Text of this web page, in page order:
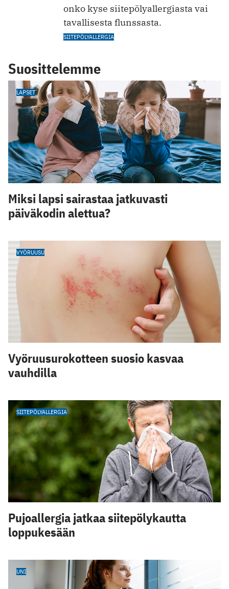
onko kyse siitepölyallergiasta vai
tavallisesta flunssasta.
SIITEPÖLYALLERGIA
Suosittelemme
LAPSET
Miksi lapsi sairastaa jatkuvasti
päiväkodin alettua?
VYÖRUUSU
Vyöruusurokotteen suosio kasvaa
vauhdilla
SIITEPÖLYALLERGIA
Pujoallergia jatkaa siitepölykautta
loppukesään
UNI